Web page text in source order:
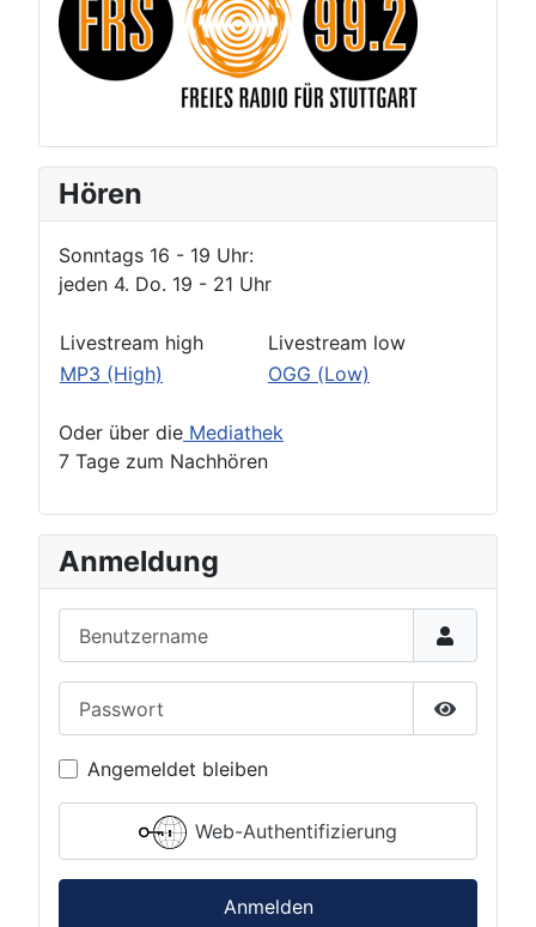
Hören
Sonntags 16 - 19 Uhr:
jeden 4. Do. 19 - 21 Uhr
Livestream high
Livestream low
MP3 (High)
OGG (Low)
Oder über die Mediathek
7 Tage zum Nachhören
Anmeldung
Passwort
Angemeldet bleiben
Web-Authentifizierung
Anmelden